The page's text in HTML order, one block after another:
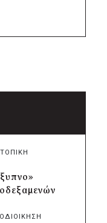
για το
έλος
το
του
ΤΟΠΙΚΗ